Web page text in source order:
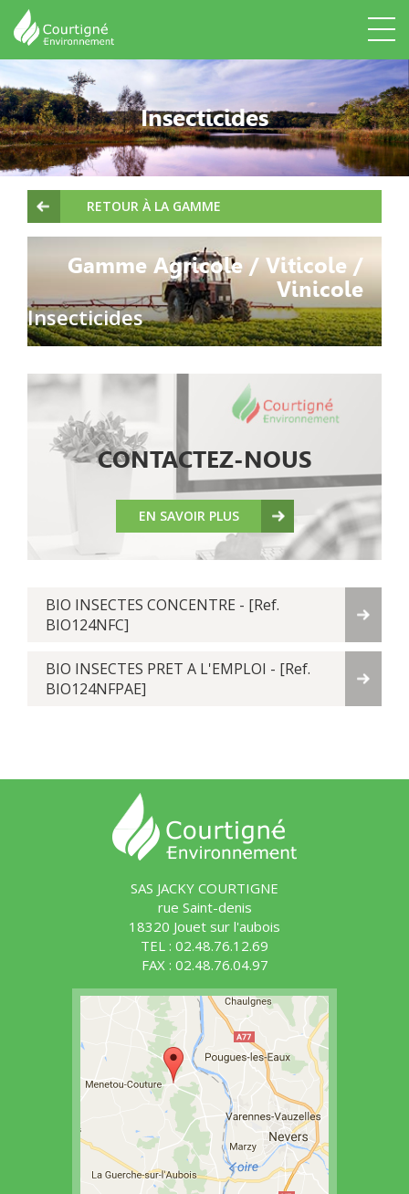
Insecticides
RETOUR À LA GAMME
Gamme Agricole / Viticole /
Vinicole
Insecticides
CONTACTEZ-NOUS
EN SAVOIR PLUS
BIO INSECTES CONCENTRE - [Ref.
BIO124NFC]
BIO INSECTES PRET A L'EMPLOI - [Ref.
BIO124NFPAE]
SAS JACKY COURTIGNE
rue Saint-denis
18320 Jouet sur l'aubois
TEL : 02.48.76.12.69
FAX : 02.48.76.04.97